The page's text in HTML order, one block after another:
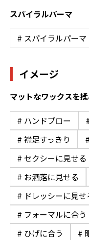
スパイラルパーマ
# スパイラルパーマ
イメージ
マットなワックスを
# ハンドブロー
# 襟足すっきり
# セクシーに見せる
# お洒落に見せる
# ドレッシーに見せ
# フォーマルに合う
# ひげに合う
#